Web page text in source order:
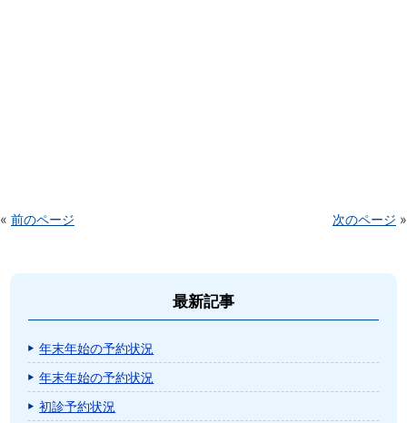
« 前のページ 次のページ »
最新記事
年末年始の予約状況
年末年始の予約状況
初診予約状況